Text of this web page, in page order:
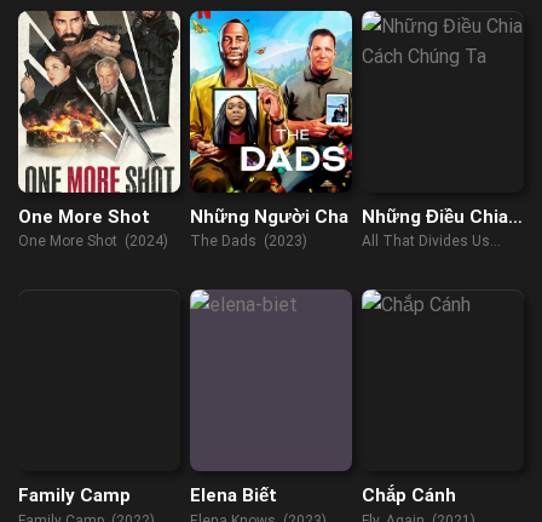
One More Shot
One More Shot (2024)
Những Người Cha
The Dads (2023)
Những Điều Chia
Cách Chúng Ta
All That Divides Us
Family Camp Elena Biết Chắp Cánh